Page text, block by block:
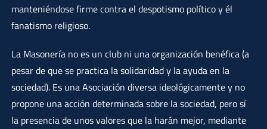
manteniéndose firme contra el despotismo político y él
fanatismo religioso.
La Masonería no es un club ni una organización benéfica (a
pesar de que se practica la solidaridad y la ayuda en la
sociedad). Es una Asociación diversa ideológicamente y no
propone una acción determinada sobre la sociedad, pero sí
la presencia de unos valores que la harán mejor, mediante